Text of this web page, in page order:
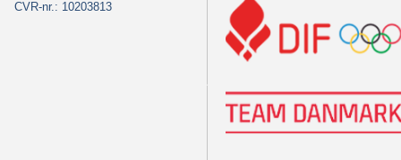
CVR-nr.: 10203813